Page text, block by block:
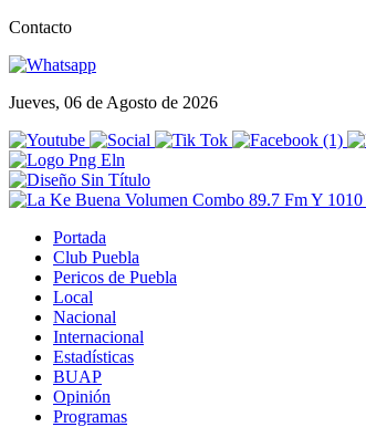
Contacto
Jueves, 06 de Agosto de 2026
Portada
Club Puebla
Pericos de Puebla
Local
Nacional
Internacional
Estadísticas
BUAP
Opinión
Programas